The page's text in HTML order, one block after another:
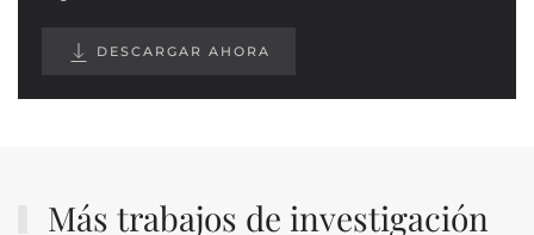
DESCARGAR AHORA
Más trabajos de investigación